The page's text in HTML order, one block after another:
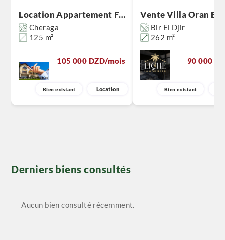
Location Appartement F4 Alger
Cheraga
125 m²
105 000 DZD/mois
Location
Bien existant
Bir El Djir
262 m²
90 000
Bien existant
Derniers biens consultés
Aucun bien consulté récemment.